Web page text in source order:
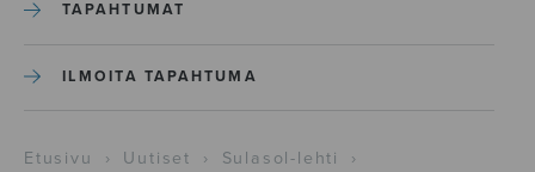
TAPAHTUMAT
ILMOITA TAPAHTUMA
Etusivu › Uutiset › Sulasol-lehti
›